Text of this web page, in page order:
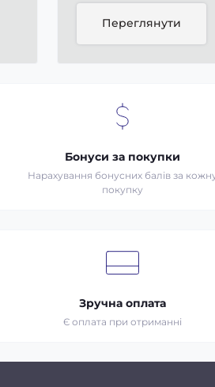
Переглянути
Бонуси за покупки
Нарахування бонусних балів за
покупку
Зручна оплата
Є оплата при отриманні